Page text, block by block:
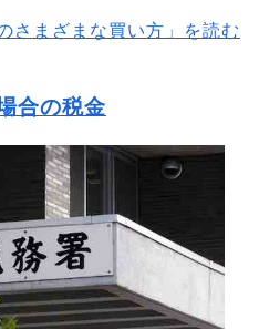
さまざまな買い方」を読む
合の税金